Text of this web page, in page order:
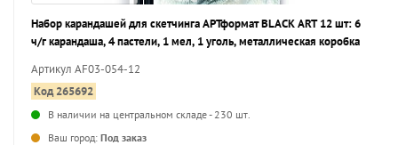
Набор карандашей для скетчинга АРТформат BLACK ART 12 шт: 6
ч/г карандаша, 4 пастели, 1 мел, 1 уголь, металлическая коробка
Артикул AF03-054-12
Код 265692
В наличии на центральном складе - 230 шт.
Ваш город: Под заказ